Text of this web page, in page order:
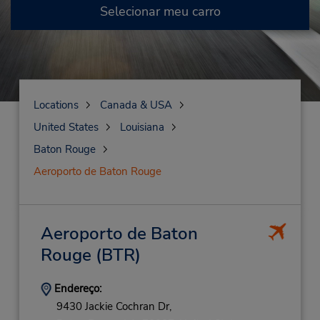
Selecionar meu carro
Locations
Canada & USA
United States
Louisiana
Baton Rouge
Aeroporto de Baton Rouge
Aeroporto de Baton
Rouge (BTR)
Endereço:
9430 Jackie Cochran Dr,